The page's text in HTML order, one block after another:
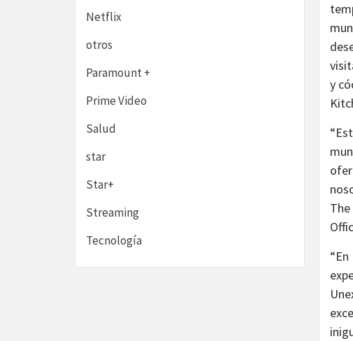
y
Netflix
otros
Paramount +
Prime Video
Salud
star
Star+
Streaming
Tecnología